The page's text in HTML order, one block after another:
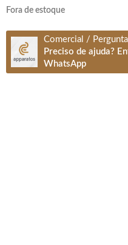
Fora de estoque
Comercial /
Preciso de ajuda?
WhatsApp